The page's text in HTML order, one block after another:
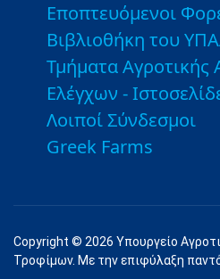
Εποπτευόμενοι
Βιβλιοθήκη του
Τμήματα Αγροτικής
Ελέγχων -
Λοιποί Σύνδεσμοι
Greek Farms
Copyright © 2026 Υπουργείο
Τροφίμων. Με την επιφύλαξη